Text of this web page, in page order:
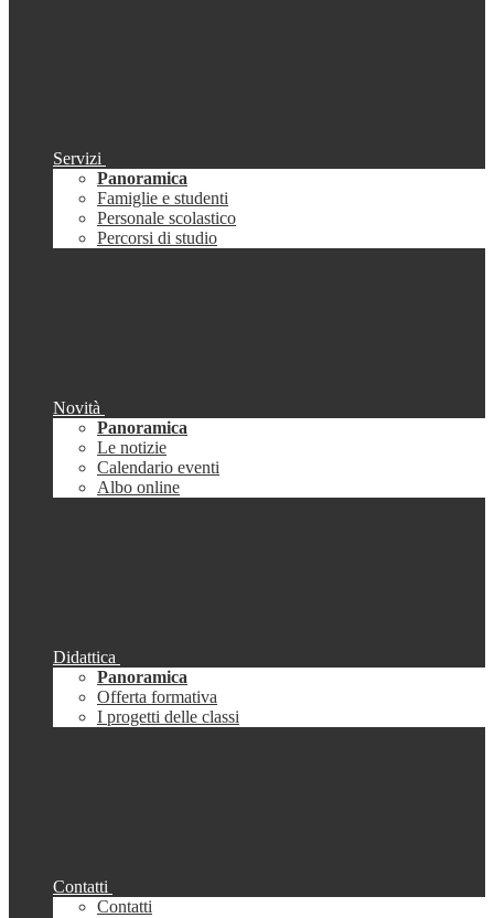
Servizi
Panoramica
Famiglie e studenti
Personale scolastico
Percorsi di studio
Novità
Panoramica
Le notizie
Calendario eventi
Albo online
Didattica
Panoramica
Offerta formativa
I progetti delle classi
Contatti
Contatti